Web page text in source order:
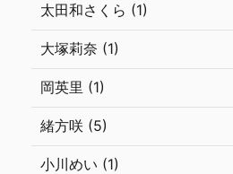
太田和さくら (1)
大塚莉奈 (1)
岡英里 (1)
緒方咲 (5)
小川めい (1)